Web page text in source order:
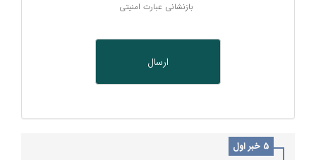
بازنشانی عبارت امنیتی
5 خبر اول